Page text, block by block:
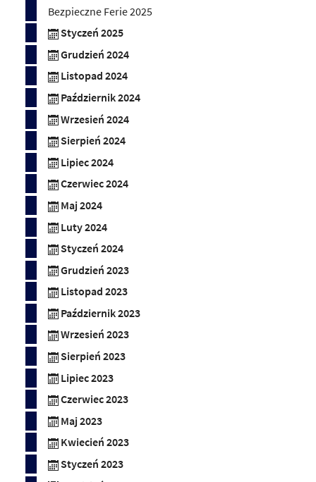
Bezpieczne Ferie 2025
Styczeń 2025
Grudzień 2024
Listopad 2024
Październik 2024
Wrzesień 2024
Sierpień 2024
Lipiec 2024
Czerwiec 2024
Maj 2024
Luty 2024
Styczeń 2024
Grudzień 2023
Listopad 2023
Październik 2023
Wrzesień 2023
Sierpień 2023
Lipiec 2023
Czerwiec 2023
Maj 2023
Kwiecień 2023
Styczeń 2023